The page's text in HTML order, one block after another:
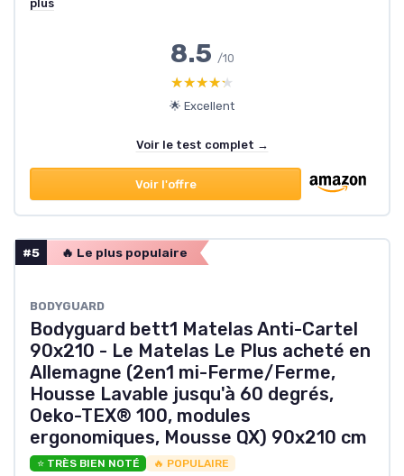
plus
8.5 /10
★★★★★
★★★★★
🌟 Excellent
Voir le test complet →
Voir l'offre
#5 🔥 Le plus populaire
BODYGUARD
Bodyguard bett1 Matelas Anti-Cartel
90x210 - Le Matelas Le Plus acheté en
Allemagne (2en1 mi-Ferme/Ferme,
Housse Lavable jusqu'à 60 degrés,
Oeko-TEX® 100, modules
ergonomiques, Mousse QX) 90x210 cm
⭐ TRÈS BIEN NOTÉ 🔥 POPULAIRE